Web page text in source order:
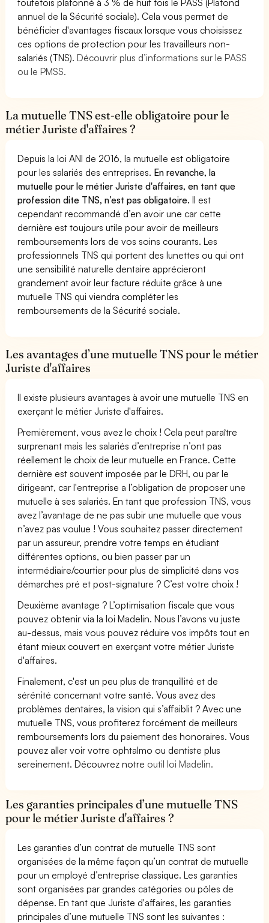
annuel de la Sécurité sociale). Cela vous permet de
bénéficier d'avantages fiscaux lorsque vous choisissez
ces options de protection pour les travailleurs non-
salariés (TNS).Découvrir plus d’informations sur le PASS
ou le PMSS.
La mutuelle TNS est-elle obligatoire pour le
métier Juriste d'affaires ?
Depuis la loi ANI de 2016, la mutuelle est obligatoire
pour les salariés des entreprises. En revanche, la
mutuelle pour le métier Juriste d'affaires, en tant que
profession dite TNS, n’est pas obligatoire.Il est
cependant recommandé d’en avoir une car cette
dernière est toujours utile pour avoir de meilleurs
remboursements lors de vos soins courants. Les
professionnels TNS qui portent des lunettes ou qui ont
une sensibilité naturelle dentaire apprécieront
grandement avoir leur facture réduite grâce à une
mutuelle TNS qui viendra compléter les
remboursements de la Sécurité sociale.
Les avantages d’une mutuelle TNS pour le métier
Juriste d'affaires
Il existe plusieurs avantages à avoir une mutuelle TNS en
exerçant le métier Juriste d'affaires.
Premièrement, vous avez le choix ! Cela peut paraître
surprenant mais les salariés d’entreprise n’ont pas
réellement le choix de leur mutuelle en France. Cette
dernière est souvent imposée par le DRH, ou par le
dirigeant, car l'entreprise a l’obligation de proposer une
mutuelle à ses salariés. En tant que profession TNS, vous
avez l’avantage de ne pas subir une mutuelle que vous
n’avez pas voulue ! Vous souhaitez passer directement
par un assureur, prendre votre temps en étudiant
différentes options, ou bien passer par un
intermédiaire/courtier pour plus de simplicité dans vos
démarches pré et post-signature ? C’est votre choix !
Deuxième avantage ? L’optimisation fiscale que vous
pouvez obtenir via la loi Madelin. Nous l’avons vu juste
au-dessus, mais vous pouvez réduire vos impôts tout en
étant mieux couvert en exerçant votre métier Juriste
d'affaires.
Finalement, c'est un peu plus de tranquillité et de
sérénité concernant votre santé. Vous avez des
problèmes dentaires, la vision qui s’affaiblit ? Avec une
mutuelle TNS, vous profiterez forcément de meilleurs
remboursements lors du paiement des honoraires. Vous
pouvez aller voir votre ophtalmo ou dentiste plus
sereinement. Découvrez notre outil loi Madelin.
Les garanties principales d’une mutuelle TNS
pour le métier Juriste d'affaires ?
Les garanties d’un contrat de mutuelle TNS sont
organisées de la même façon qu’un contrat de mutuelle
pour un employé d’entreprise classique. Les garanties
sont organisées par grandes catégories ou pôles de
dépense. En tant que Juriste d'affaires, les garanties
principales d’une mutuelle TNS sont les suivantes :